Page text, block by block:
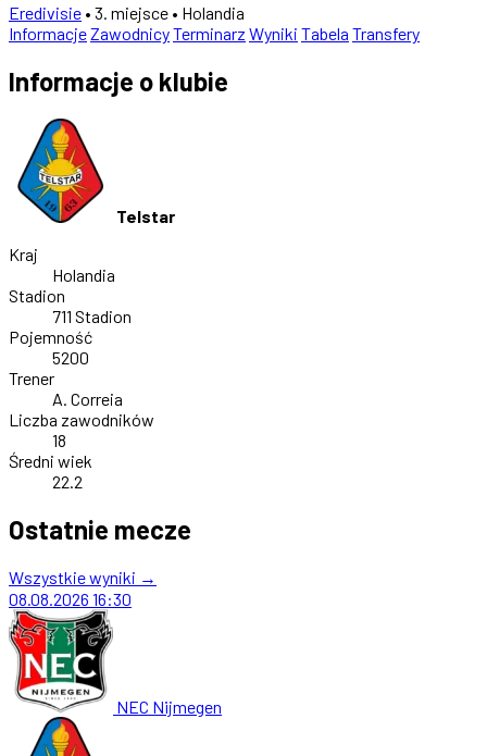
Eredivisie • 3. miejsce • Holandia
InformacjeZawodnicyTerminarz Wyniki Tabela Transfery
Informacje o klubie
Telstar
Kraj
Holandia
Stadion
711 Stadion
Pojemność
5200
Trener
A. Correia
Liczba zawodników
18
Średni wiek
22.2
Ostatnie mecze
Wszystkie wyniki →
08.08.2026 16:30
NEC Nijmegen